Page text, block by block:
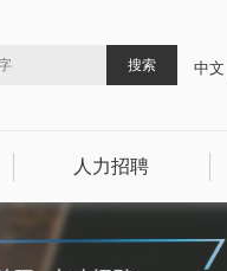
中文
人力招聘